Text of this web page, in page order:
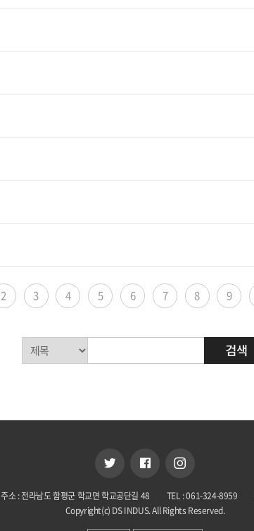
2 3 4 5 6 7 8 9
주소 : 전라남도 함평군 학교면 학교공단길 48 TEL : 061-324-8959
Copyright(c) DS INDUS. All Rights Reserved.